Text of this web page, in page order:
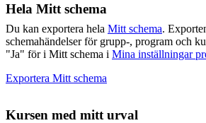
Hela Mitt schema
Du kan exportera hela Mitt schema.
schemahändelser för grupp-, program och
"Ja" för i Mitt schema i Mina inställningar
Exportera Mitt schema
Kursen med mitt urval